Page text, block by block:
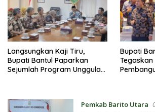
Langsungkan Kaji Tiru,
Bupati Bantul Paparkan
Sejumlah Program Unggulan
Bupati
Tegaskan
Pemkab Barito Utara